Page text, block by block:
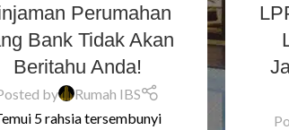
Perumahan
Bank Tidak Akan
Beritahu Anda!
by
Rumah IBS
5 rahsia tersembunyi